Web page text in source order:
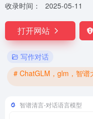
收录时间： 2025-05-11
打开网站
写作对话
# ChatGLM，glm，智谱
智谱清言-对话语言模型